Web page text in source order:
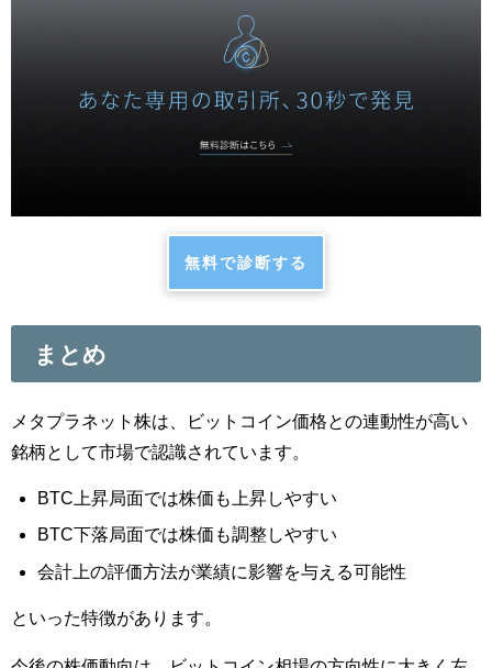
無料で診断する
まとめ
メタプラネット株は、ビットコイン価格との連動性が高い
銘柄として市場で認識されています。
BTC上昇局面では株価も上昇しやすい
BTC下落局面では株価も調整しやすい
会計上の評価方法が業績に影響を与える可能性
といった特徴があります。